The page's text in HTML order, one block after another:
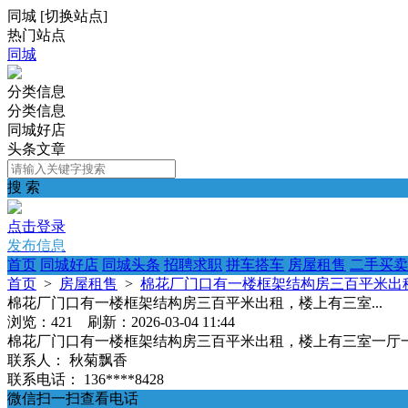
同城 [切换站点]
热门站点
同城
分类信息
分类信息
同城好店
头条文章
搜 索
点击登录
发布信息
首页 同城好店 同城头条 招聘求职 拼车搭车 房屋租售 二手买卖
首页 > 房屋租售 > 棉花厂门口有一楼框架结构房三百平米出
棉花厂门口有一楼框架结构房三百平米出租，楼上有三室...
浏览：421 刷新：2026-03-04 11:44
棉花厂门口有一楼框架结构房三百平米出租，楼上有三室一
联系人：
秋菊飘香
联系电话：
136****8428
微信扫一扫查看电话